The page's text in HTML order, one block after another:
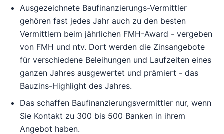
Ausgezeichnete Baufinanzierungs-Vermittler
gehören fast jedes Jahr auch zu den besten
Vermittlern beim jährlichen FMH-Award - vergeben
von FMH und ntv. Dort werden die Zinsangebote
für verschiedene Beleihungen und Laufzeiten eines
ganzen Jahres ausgewertet und prämiert - das
Bauzins-Highlight des Jahres.
Das schaffen Baufinanzierungsvermittler nur, wenn
Sie Kontakt zu 300 bis 500 Banken in ihrem
Angebot haben.